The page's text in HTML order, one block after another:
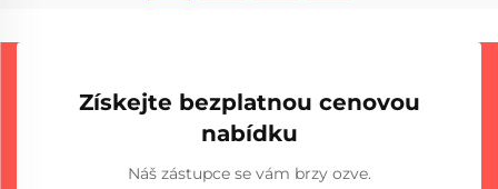
Získejte bezplatnou cenovou
nabídku
Náš zástupce se vám brzy ozve.